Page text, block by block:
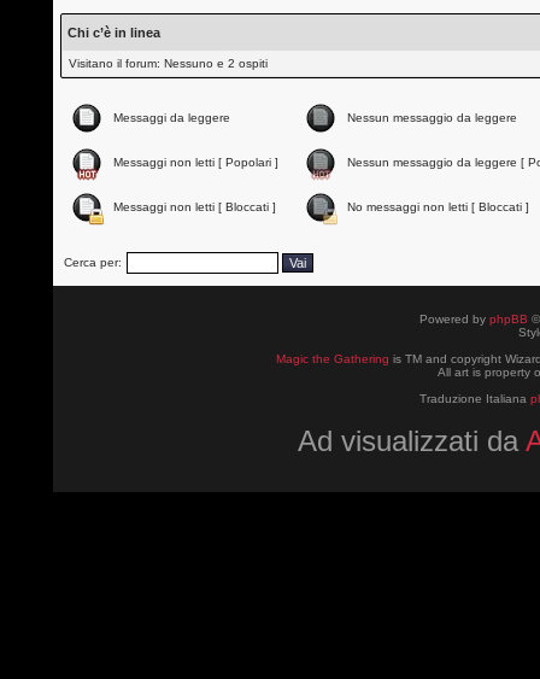
Chi c’è in linea
Visitano il forum: Nessuno e 2 ospiti
Messaggi da leggere Nessun messaggio da leggere
Messaggi non letti [ Popolari ] Nessun messaggio da leggere [
Messaggi non letti [ Bloccati ] No messaggi non letti [ Bloccati ]
Cerca per:
Powered by phpBB
Magic the Gathering is TM and copyright
All art is property
Traduzione Italiana
Ad visualizzati da